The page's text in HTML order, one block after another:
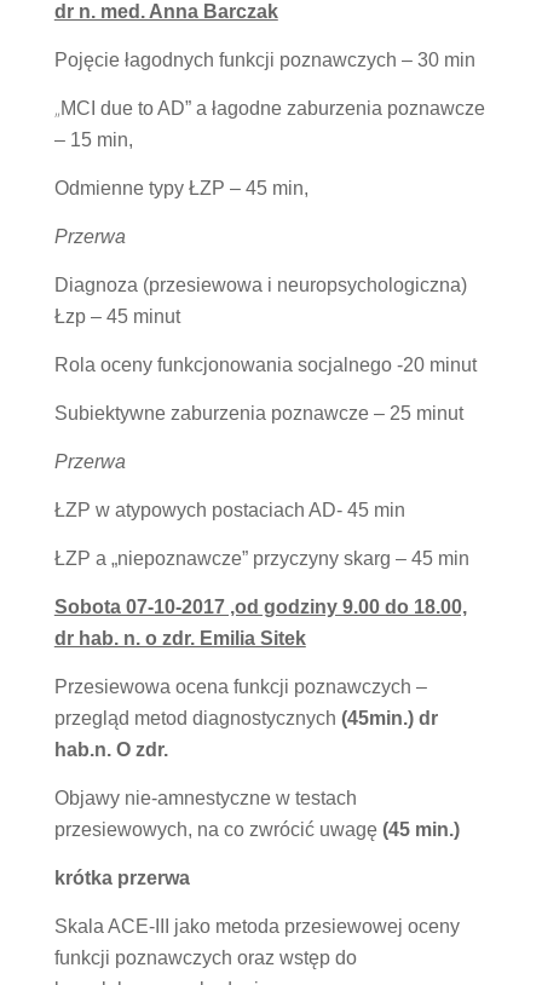
dr n. med. Anna Barczak
Pojęcie łagodnych funkcji poznawczych – 30 min
„MCI due to AD” a łagodne zaburzenia poznawcze
– 15 min,
Odmienne typy ŁZP – 45 min,
Przerwa
Diagnoza (przesiewowa i neuropsychologiczna)
Łzp – 45 minut
Rola oceny funkcjonowania socjalnego -20 minut
Subiektywne zaburzenia poznawcze – 25 minut
Przerwa
ŁZP w atypowych postaciach AD- 45 min
ŁZP a „niepoznawcze” przyczyny skarg – 45 min
Sobota 07-10-2017 ,od godziny 9.00 do 18.00,
dr hab. n. o zdr. Emilia Sitek
Przesiewowa ocena funkcji poznawczych –
przegląd metod diagnostycznych (45min.) dr
hab.n. O zdr.
Objawy nie-amnestyczne w testach
przesiewowych, na co zwrócić uwagę (45 min.)
krótka przerwa
Skala ACE-III jako metoda przesiewowej oceny
funkcji poznawczych oraz wstęp do